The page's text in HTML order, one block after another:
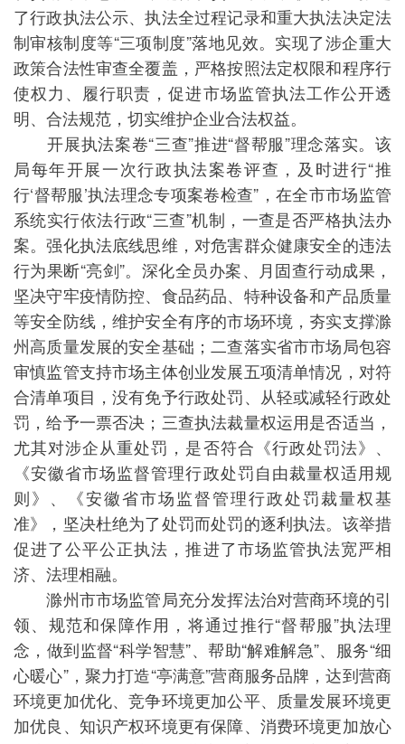
了行政执法公示、执法全过程记录和重大执法决定法
制审核制度等“三项制度”落地见效。实现了涉企重大
政策合法性审查全覆盖，严格按照法定权限和程序行
使权力、履行职责，促进市场监管执法工作公开透
明、合法规范，切实维护企业合法权益。
开展执法案卷“三查”推进“督帮服”理念落实。该
局每年开展一次行政执法案卷评查，及时进行“推
行‘督帮服’执法理念专项案卷检查”，在全市市场监管
系统实行依法行政“三查”机制，一查是否严格执法办
案。强化执法底线思维，对危害群众健康安全的违法
行为果断“亮剑”。深化全员办案、月固查行动成果，
坚决守牢疫情防控、食品药品、特种设备和产品质量
等安全防线，维护安全有序的市场环境，夯实支撑滁
州高质量发展的安全基础；二查落实省市市场局包容
审慎监管支持市场主体创业发展五项清单情况，对符
合清单项目，没有免予行政处罚、从轻或减轻行政处
罚，给予一票否决；三查执法裁量权运用是否适当，
尤其对涉企从重处罚，是否符合《行政处罚法》、
《安徽省市场监督管理行政处罚自由裁量权适用规
则》、《安徽省市场监督管理行政处罚裁量权基
准》，坚决杜绝为了处罚而处罚的逐利执法。该举措
促进了公平公正执法，推进了市场监管执法宽严相
济、法理相融。
滁州市市场监管局充分发挥法治对营商环境的引
领、规范和保障作用，将通过推行“督帮服”执法理
念，做到监督“科学智慧”、帮助“解难解急”、服务“细
心暖心”，聚力打造“亭满意”营商服务品牌，达到营商
环境更加优化、竞争环境更加公平、质量发展环境更
加优良、知识产权环境更有保障、消费环境更加放心